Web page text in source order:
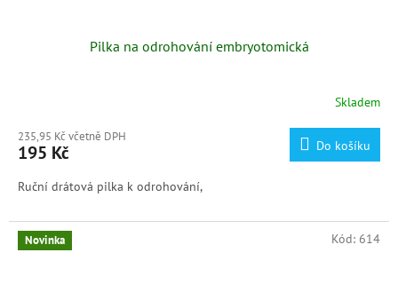
Pilka na odrohování embryotomická
Skladem
235,95 Kč včetně DPH
195 Kč Do košíku
Ruční drátová pilka k odrohování,
Novinka Kód: 614